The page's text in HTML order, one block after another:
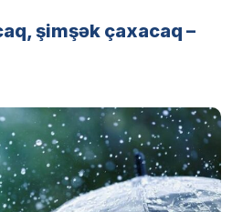
şimşək çaxacaq –